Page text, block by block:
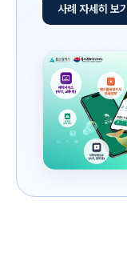
사례 자세히 보기